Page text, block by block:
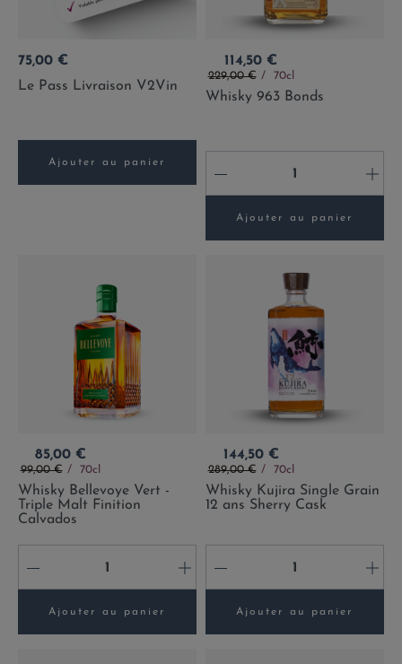
Prix
75,00 €
Le Pass Livraison V2Vin
Ajouter au panier
Prix
114,50 €
Prix de base
229,00 € 70cl
Whisky 963 Bonds
- +
Ajouter au panier
Prix
85,00 €
Prix de base
99,00 € 70cl
Whisky Bellevoye Vert -
Triple Malt Finition
Calvados
- +
Ajouter au panier
Prix
144,50 €
Prix de base
289,00 € 70cl
Whisky Kujira Single Grain
12 ans Sherry Cask
- +
Ajouter au panier